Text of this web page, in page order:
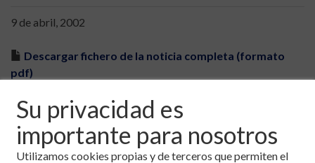
Su privacidad es
importante para nosotros
Utilizamos cookies propias y de terceros que permiten el
9 de abril, 2002
Descargar fichero de la noticia completa (formato
pdf)